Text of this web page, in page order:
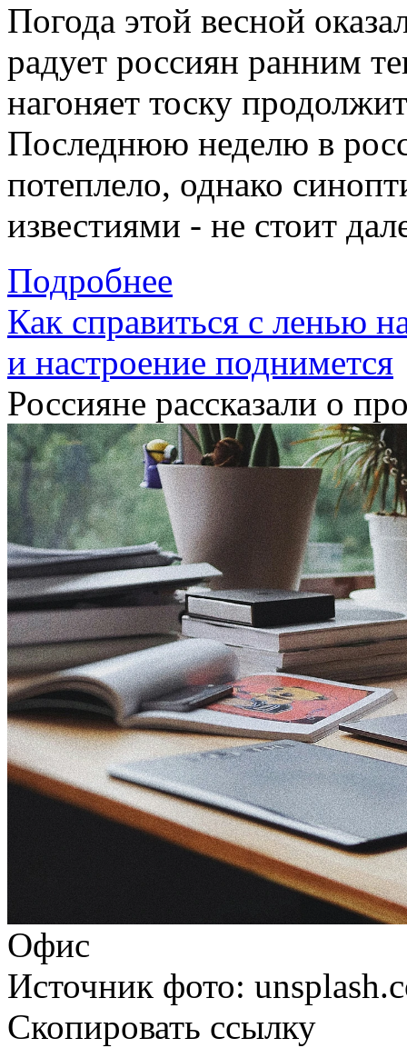
Погода этой весной
радует россиян ранним
нагоняет тоску
Последнюю неделю в
потеплело, однако
известиями - не стоит
Подробнее
Как справиться с ленью
и настроение поднимется
Россияне рассказали о
Офис
Источник фото:
Скопировать ссылку